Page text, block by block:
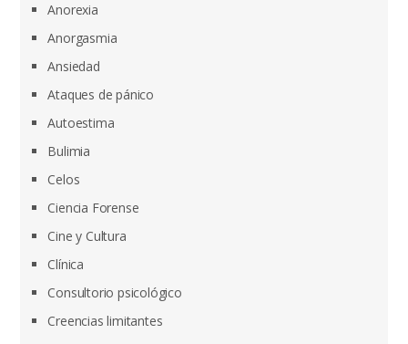
Anorexia
Anorgasmia
Ansiedad
Ataques de pánico
Autoestima
Bulimia
Celos
Ciencia Forense
Cine y Cultura
Clínica
Consultorio psicológico
Creencias limitantes